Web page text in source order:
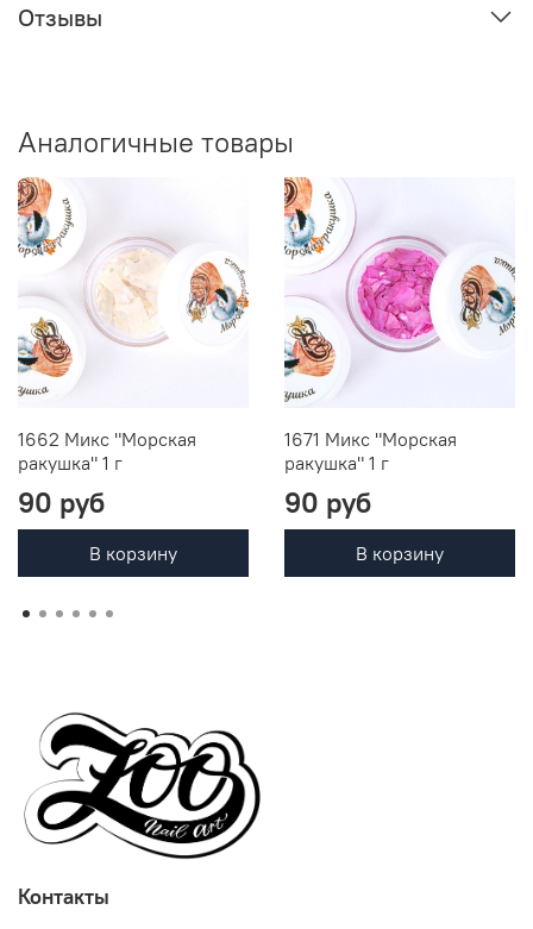
Отзывы
Аналогичные товары
1662 Микс "Морская
ракушка" 1 г
90 руб
В корзину
1671 Микс "Морская
ракушка" 1 г
90 руб
В корзину
Контакты